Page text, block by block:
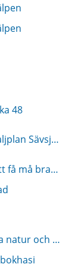
48
Samrådsmöte detaljplan Sävsjö västra centrum
Föreläsning - om att få må bra i vardagen
Arkivens dag - tema natur och friluftsliv